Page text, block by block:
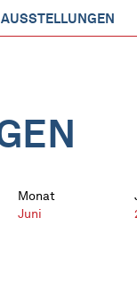
AUSSTELLUNGEN
Monat
Juni